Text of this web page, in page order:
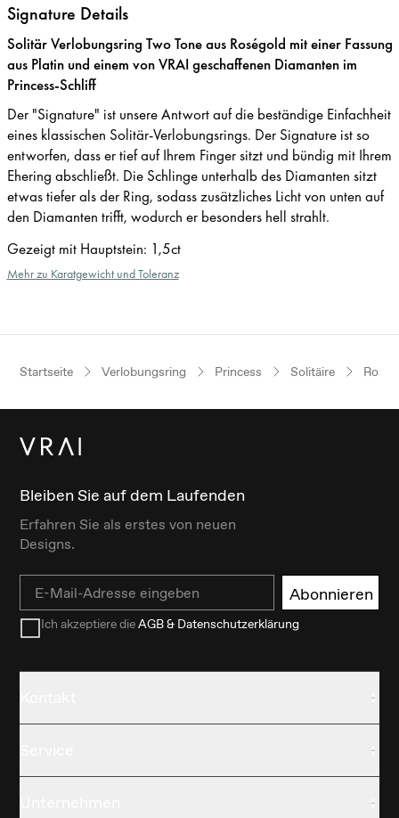
Signature Details
Solitär Verlobungsring Two Tone aus Roségold mit einer Fassung
aus Platin und einem von VRAI geschaffenen Diamanten im
Princess-Schliff
Der "Signature" ist unsere Antwort auf die beständige Einfachheit
eines klassischen Solitär-Verlobungsrings. Der Signature ist so
entworfen, dass er tief auf Ihrem Finger sitzt und bündig mit Ihrem
Ehering abschließt. Die Schlinge unterhalb des Diamanten sitzt
etwas tiefer als der Ring, sodass zusätzliches Licht von unten auf
den Diamanten trifft, wodurch er besonders hell strahlt.
Gezeigt mit Hauptstein: 1,5ct
Mehr zu Karatgewicht und Toleranz
Startseite Verlobungsring Princess Solitäire
Bleiben Sie auf dem Laufenden
Erfahren Sie als erstes von neuen
Designs.
Email Abonnieren
Ich akzeptiere dieAGB & Datenschutzerklärung